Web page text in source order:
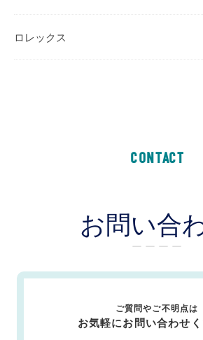
ロレックス
CONTACT
お問い合
ー ー ー ー
ご質問やご不明点は
お気軽にお問い合わせ